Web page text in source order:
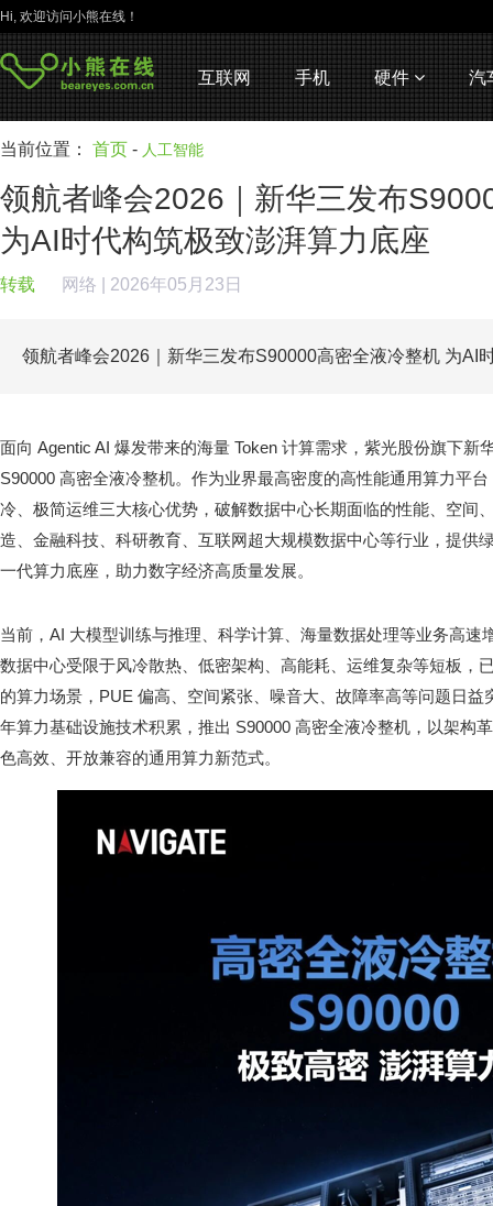
Hi, 欢迎访问小熊在线！
互联网 手机 硬件 汽
当前位置： 首页 - 人工智能
领航者峰会2026｜新华三发布
为AI时代构筑极致澎湃算力底座
转载 网络 | 2026年05月23日
领航者峰会2026｜新华三发布S90000高密全液冷整机 为AI
面向 Agentic AI 爆发带来的海量 Token 计算需求，紫光股份旗下新
S90000 高密全液冷整机。作为业界最高密度的高性能通用算力平
冷、极简运维三大核心优势，破解数据中心长期面临的性能、空间
造、金融科技、科研教育、互联网超大规模数据中心等行业，提供
一代算力底座，助力数字经济高质量发展。
当前，AI 大模型训练与推理、科学计算、海量数据处理等业务高速
数据中心受限于风冷散热、低密架构、高能耗、运维复杂等短板，
的算力场景，PUE 偏高、空间紧张、噪音大、故障率高等问题日
年算力基础设施技术积累，推出 S90000 高密全液冷整机，以架构
色高效、开放兼容的通用算力新范式。